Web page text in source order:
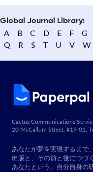
Global Journal Library:
A B C D E F G
Q
R S T U V W
Cactus Communications
20 McCallum Street, #19-01,
あなたが夢を実現するまで
出版と、その前と後につづ
あなたという、自分自身の